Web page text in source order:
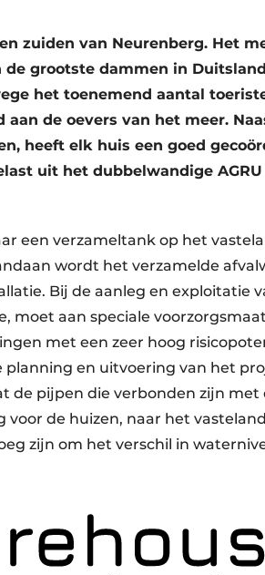
zuiden van Neurenberg. Het
grootste dammen in
het toenemend aantal
de oevers van het meer.
heeft elk huis een goed
uit het dubbelwandige AGRU
een verzameltank op het
wordt het verzamelde
Bij de aanleg en exploitatie
moet aan speciale
met een zeer hoog
en uitvoering van het
de pijpen die verbonden zijn met
de huizen, naar het
zijn om het verschil in